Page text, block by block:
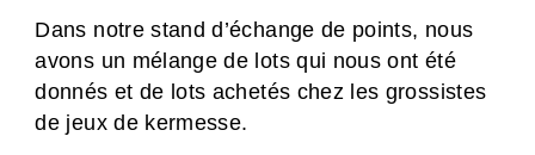
Dans notre stand d’échange de points, nous
avons un mélange de lots qui nous ont été
donnés et de lots achetés chez les grossistes
de jeux de kermesse.